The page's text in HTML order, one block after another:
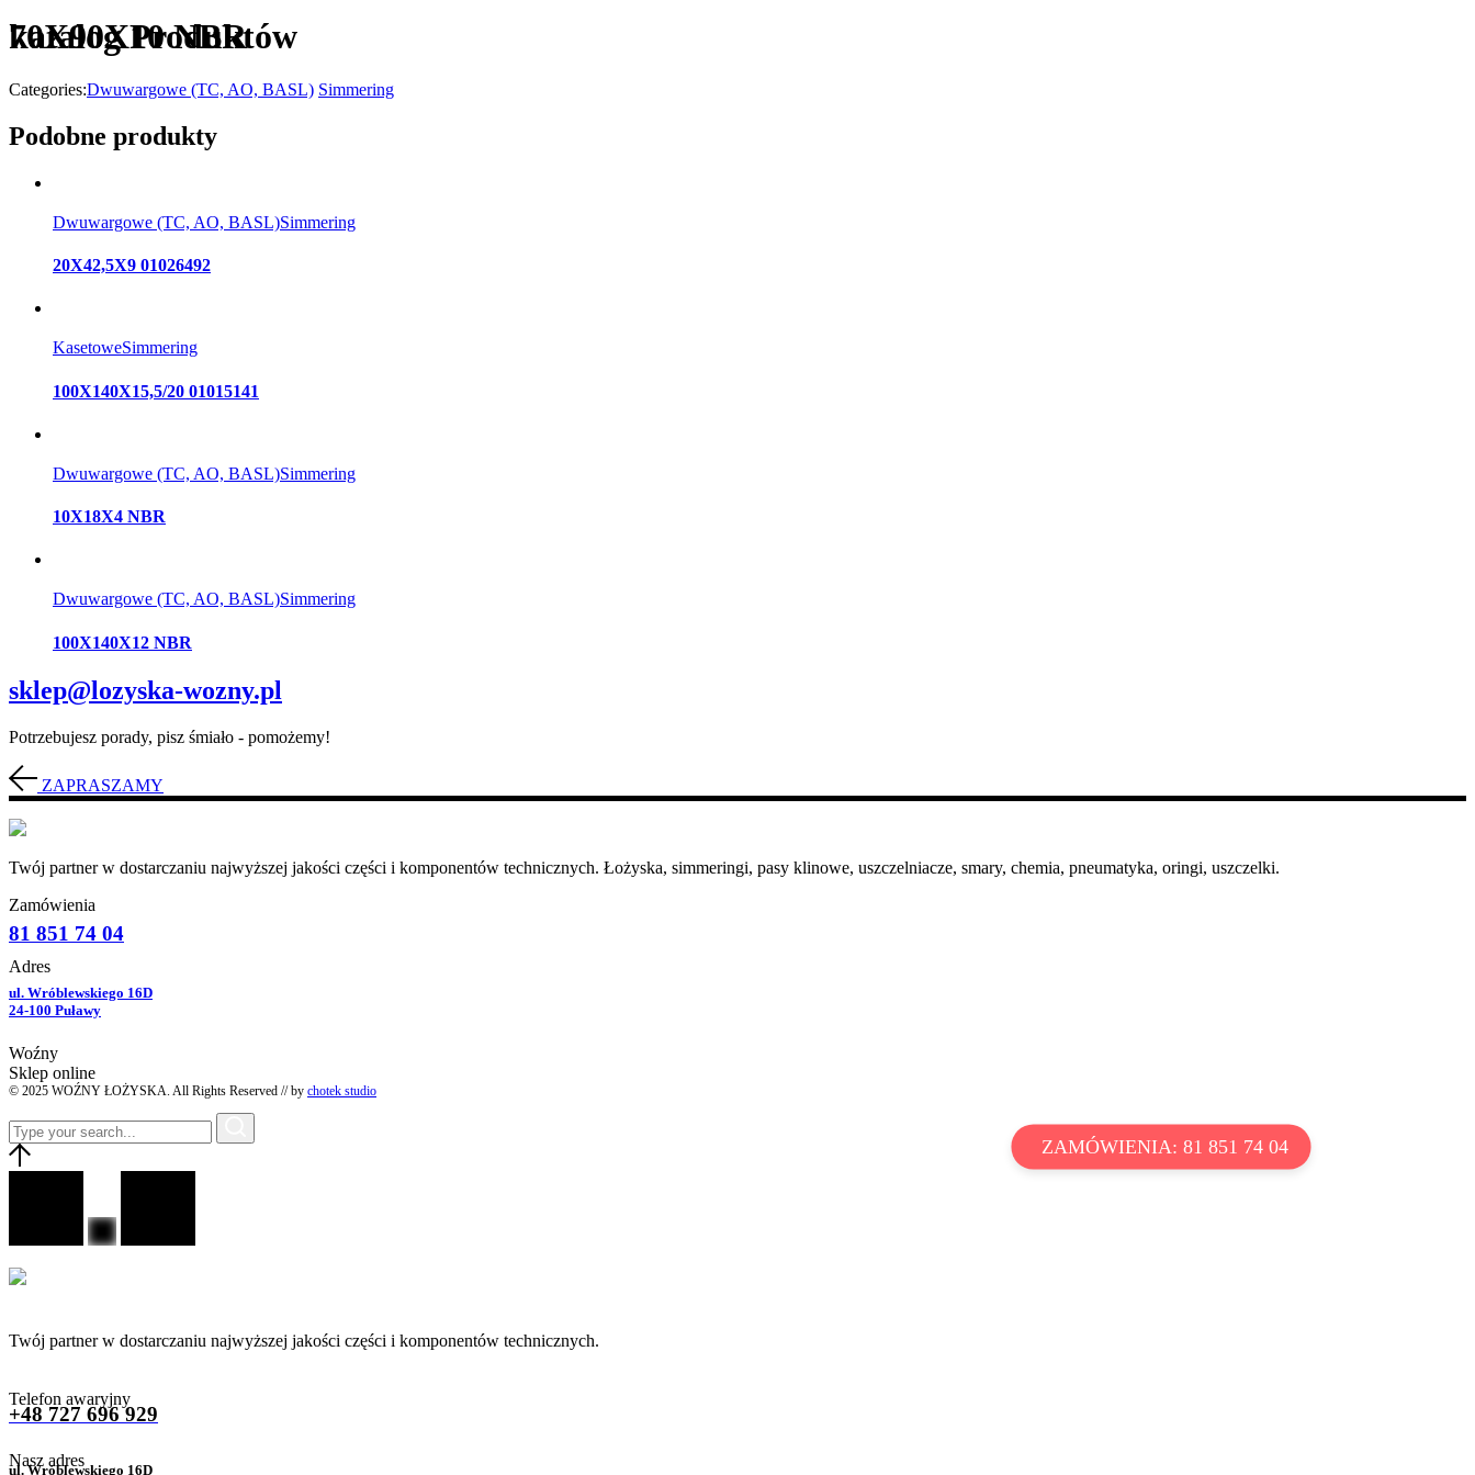
ZAMÓWIENIA: 81 851 74 04
katalog Produktów
70X90X10 NBR
Categories:Dwuwargowe (TC, AO, BASL) Simmering
Podobne produkty
Dwuwargowe (TC, AO, BASL)Simmering
20X42,5X9 01026492
KasetoweSimmering
100X140X15,5/20 01015141
Dwuwargowe (TC, AO, BASL)Simmering
10X18X4 NBR
Dwuwargowe (TC, AO, BASL)Simmering
100X140X12 NBR
sklep@lozyska-wozny.pl
Potrzebujesz porady, pisz śmiało - pomożemy!
ZAPRASZAMY
Twój partner w dostarczaniu najwyższej jakości części i komponentów technicznych. Łożyska, simmeringi, pasy klinowe, uszczelniacze, smary, chemia, pneumatyka, oringi, uszczelki.
Zamówienia
81 851 74 04
Adres
ul. Wróblewskiego 16D
24-100 Puławy
Woźny
Sklep online
© 2025 WOŹNY ŁOŻYSKA. All Rights Reserved // by chotek studio
Twój partner w dostarczaniu najwyższej jakości części i komponentów technicznych.
Telefon awaryjny
+48 727 696 929
Nasz adres
ul. Wróblewskiego 16D